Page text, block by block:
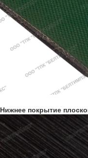
Нижнее покрытие